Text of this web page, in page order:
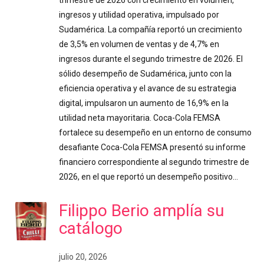
ingresos y utilidad operativa, impulsado por
Sudamérica. La compañía reportó un crecimiento
de 3,5% en volumen de ventas y de 4,7% en
ingresos durante el segundo trimestre de 2026. El
sólido desempeño de Sudamérica, junto con la
eficiencia operativa y el avance de su estrategia
digital, impulsaron un aumento de 16,9% en la
utilidad neta mayoritaria. Coca-Cola FEMSA
fortalece su desempeño en un entorno de consumo
desafiante Coca-Cola FEMSA presentó su informe
financiero correspondiente al segundo trimestre de
2026, en el que reportó un desempeño positivo…
Filippo Berio amplía su
catálogo
julio 20, 2026